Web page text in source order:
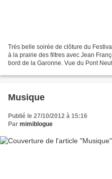
Très belle soirée de clôture du
à la prairie des filtres avec Jean
bord de la Garonne. Vue du Pont
Musique
Publié le 27/10/2012 à 15:16
Par mimiblogue